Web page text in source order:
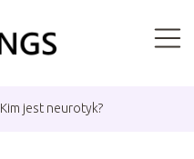
Kim jest neurotyk?